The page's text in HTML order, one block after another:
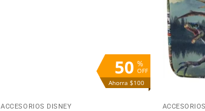
%
OFF
50
Ahorra $100
ACCESORIOS DISNEY